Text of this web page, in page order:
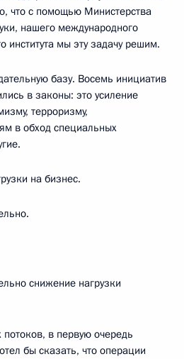
что с помощью Министерства
нашего международного
института мы эту задачу решим.
базу. Восемь инициатив
в законы: это усиление
терроризму,
в обход специальных
на бизнес.
снижение нагрузки
в первую очередь
бы сказать, что операции